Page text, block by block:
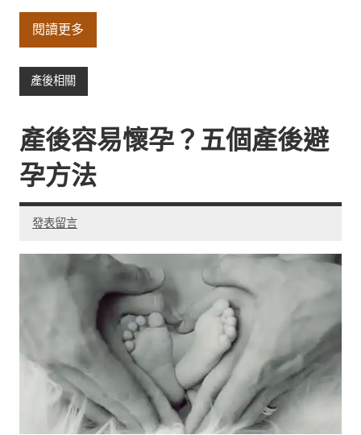
閱讀更多
產後相關
產後容易懷孕？五個產後避
孕方法
發表留言